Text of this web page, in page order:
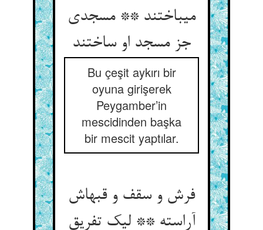
می‏باختند ** مسجدی
جز مسجد او ساختند
Bu çeşit aykırı bir
oyuna girişerek
Peygamber’in
mescidinden başka
bir mescit yaptılar.
فرش و سقف و قبه‏اش
آراسته ** لیک تفریق